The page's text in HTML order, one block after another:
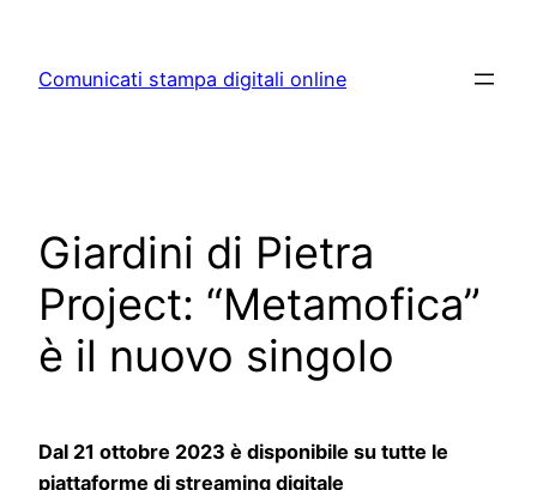
content
Comunicati stampa digitali online
Giardini di Pietra
Project: “Metamofica”
è il nuovo singolo
Dal 21 ottobre 2023 è disponibile su tutte le
piattaforme di streaming digitale